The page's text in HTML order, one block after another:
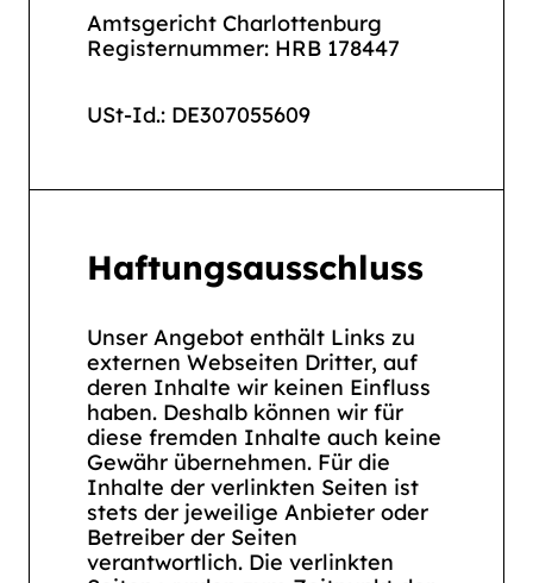
Amtsgericht Charlottenburg
Registernummer: HRB 178447
USt-Id.: DE307055609
Haftungsausschluss
Unser Angebot enthält Links zu
externen Webseiten Dritter, auf
deren Inhalte wir keinen Einfluss
haben. Deshalb können wir für
diese fremden Inhalte auch keine
Gewähr übernehmen. Für die
Inhalte der verlinkten Seiten ist
stets der jeweilige Anbieter oder
Betreiber der Seiten
verantwortlich. Die verlinkten